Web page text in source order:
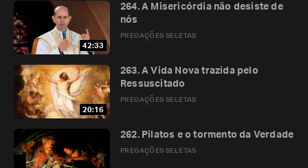
42:33
PREGAÇÕES SELETAS
264. A Misericórdia não desiste de
nós
20:16
PREGAÇÕES SELETAS
263. A Vida Nova trazida pelo
Ressuscitado
PREGAÇÕES SELETAS
262. Pilatos e o tormento da Verdade